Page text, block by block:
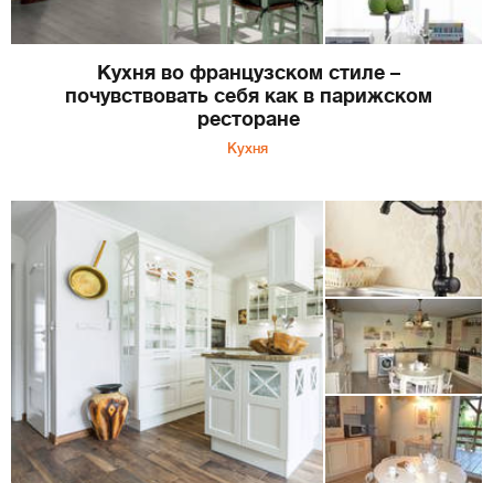
Кухня во французском стиле –
почувствовать себя как в парижском
ресторане
Кухня